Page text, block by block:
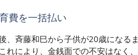
費を一括払い
、斉藤和巳から子供が20歳になる
れにより、金銭面での不安はなく